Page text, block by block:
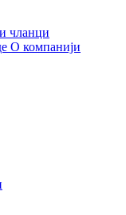
чланци
О компанији